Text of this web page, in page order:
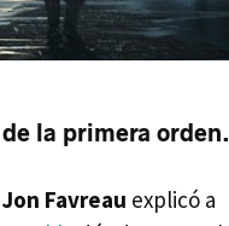
la primera orden.
Jon Favreau explicó a